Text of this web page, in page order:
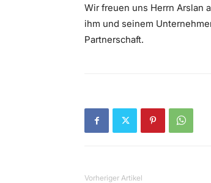
Wir freuen uns Herrn Arslan
ihm und seinem
Partnerschaft.
Vorheriger Artikel